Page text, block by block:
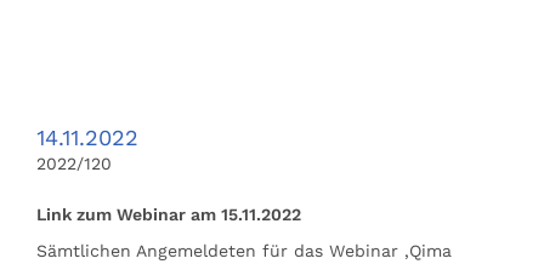
14.11.2022
2022/120
Link zum Webinar am 15.11.2022
Sämtlichen Angemeldeten für das Webinar ‚Qima